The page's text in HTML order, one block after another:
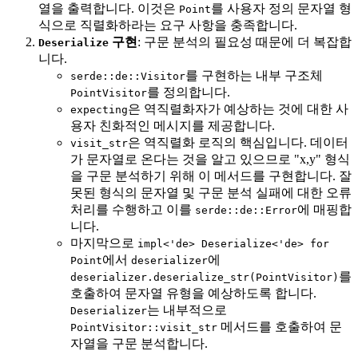
열을 출력합니다. 이것은 Point를 사용자 정의 문자열 형
식으로 직렬화하라는 요구 사항을 충족합니다.
Deserialize 구현 : 구문 분석의 필요성 때문에 더 복잡합
니다.
serde::de::Visitor를 구현하는 내부 구조체
PointVisitor를 정의합니다.
expecting은 역직렬화자가 예상하는 것에 대한 사
용자 친화적인 메시지를 제공합니다.
visit_str은 역직렬화 로직의 핵심입니다. 데이터
가 문자열로 온다는 것을 알고 있으므로 "x,y" 형식
을 구문 분석하기 위해 이 메서드를 구현합니다. 잘
못된 형식의 문자열 및 구문 분석 실패에 대한 오류
처리를 수행하고 이를 serde::de::Error에 매핑합
니다.
마지막으로 impl<'de> Deserialize<'de> for
Point에서 deserializer에
deserializer.deserialize_str(PointVisitor) 를
호출하여 문자열 유형을 예상하도록 합니다.
Deserializer는 내부적으로
PointVisitor::visit_str 메서드를 호출하여 문
자열을 구문 분석합니다.